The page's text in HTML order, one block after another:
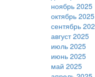
ноябрь 2025
октябрь 2025
сентябрь
август 2025
июль 2025
июнь 2025
май 2025